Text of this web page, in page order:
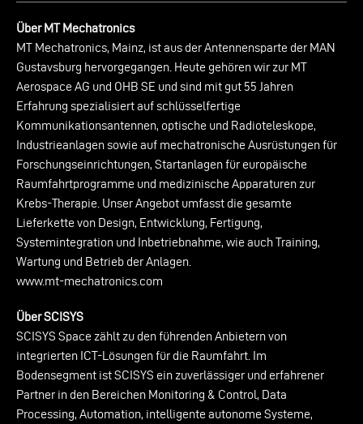
Über MT Mechatronics
MT Mechatronics, Mainz, ist aus der Antennensparte der MAN
Gustavsburg hervorgegangen. Heute gehören wir zur MT
Aerospace AG und OHB SE und sind mit gut 55 Jahren
Erfahrung spezialisiert auf schlüsselfertige
Kommunikationsantennen, optische und Radioteleskope,
Industrieanlagen sowie auf mechatronische Ausrüstungen für
Forschungseinrichtungen, Startanlagen für europäische
Raumfahrtprogramme und medizinische Apparaturen zur
Krebs-Therapie. Unser Angebot umfasst die gesamte
Lieferkette von Design, Entwicklung, Fertigung,
Systemintegration und Inbetriebnahme, wie auch Training,
Wartung und Betrieb der Anlagen.
www.mt-mechatronics.com
Über SCISYS
SCISYS Space zählt zu den führenden Anbietern von
integrierten ICT-Lösungen für die Raumfahrt. Im
Bodensegment ist SCISYS ein zuverlässiger und erfahrener
Partner in den Bereichen Monitoring & Control, Data
Processing, Automation, intelligente autonome Systeme,